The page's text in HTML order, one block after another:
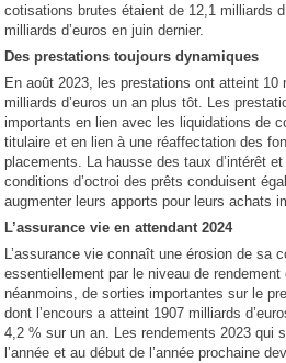
cotisations brutes étaient de 12,1 milliards
milliards d’euros en juin dernier.
Des prestations toujours dynamiques
En août 2023, les prestations ont atteint 10
milliards d’euros un an plus tôt. Les
importants en lien avec les liquidations de
titulaire et en lien à une réaffectation des
placements. La hausse des taux d’intérêt
conditions d’octroi des prêts conduisent
augmenter leurs apports pour leurs achats
L’assurance vie en attendant 2024
L’assurance vie connaît une érosion de sa
essentiellement par le niveau de
néanmoins, de sorties importantes sur le
dont l’encours a atteint 1907 milliards
4,2 % sur un an. Les rendements 2023 qui
l’année et au début de l’année prochaine